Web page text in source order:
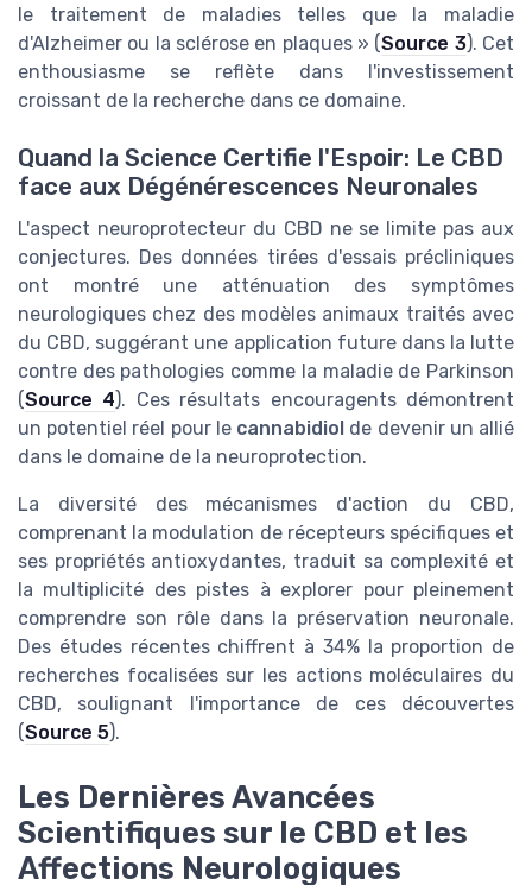
le traitement de maladies telles que la maladie
d'Alzheimer ou la sclérose en plaques » (Source 3). Cet
enthousiasme se reflète dans l'investissement
croissant de la recherche dans ce domaine.
Quand la Science Certifie l'Espoir: Le CBD
face aux Dégénérescences Neuronales
L'aspect neuroprotecteur du CBD ne se limite pas aux
conjectures. Des données tirées d'essais précliniques
ont montré une atténuation des symptômes
neurologiques chez des modèles animaux traités avec
du CBD, suggérant une application future dans la lutte
contre des pathologies comme la maladie de Parkinson
(Source 4). Ces résultats encouragents démontrent
un potentiel réel pour le cannabidiol de devenir un allié
dans le domaine de la neuroprotection.
La diversité des mécanismes d'action du CBD,
comprenant la modulation de récepteurs spécifiques et
ses propriétés antioxydantes, traduit sa complexité et
la multiplicité des pistes à explorer pour pleinement
comprendre son rôle dans la préservation neuronale.
Des études récentes chiffrent à 34% la proportion de
recherches focalisées sur les actions moléculaires du
CBD, soulignant l'importance de ces découvertes
(Source 5).
Les Dernières Avancées
Scientifiques sur le CBD et les
Affections Neurologiques